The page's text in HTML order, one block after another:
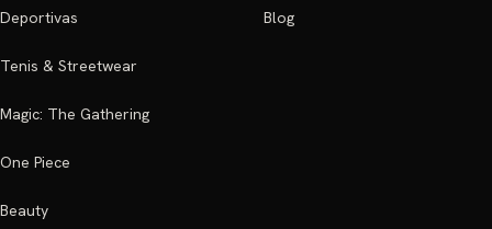
Deportivas
Tenis & Streetwear
Magic: The Gathering
One Piece
Beauty
Blog